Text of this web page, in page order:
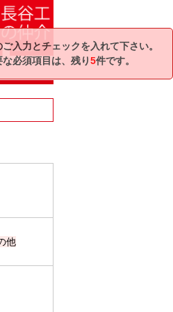
他
入力とチェックを入れて下さい。
な必須項目は、残り5件です。